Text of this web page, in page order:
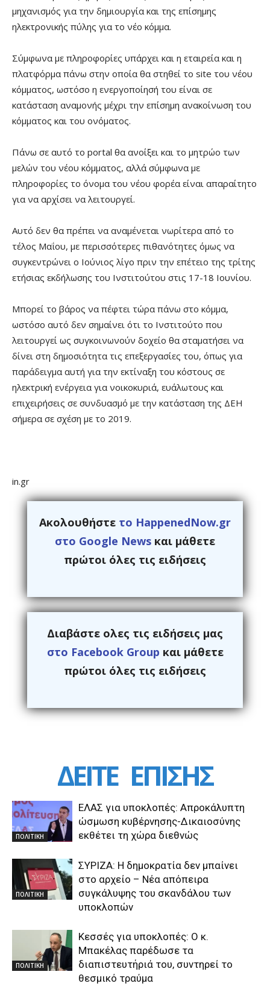
μηχανισμός για την δημιουργία και της επίσημης
ηλεκτρονικής πύλης για το νέο κόμμα.
Σύμφωνα με πληροφορίες υπάρχει και η εταιρεία και η
πλατφόρμα πάνω στην οποία θα στηθεί το site του νέου
κόμματος, ωστόσο η ενεργοποίησή του είναι σε
κατάσταση αναμονής μέχρι την επίσημη ανακοίνωση του
κόμματος και του ονόματος.
Πάνω σε αυτό το portal θα ανοίξει και το μητρώο των
μελών του νέου κόμματος, αλλά σύμφωνα με
πληροφορίες το όνομα του νέου φορέα είναι απαραίτητο
για να αρχίσει να λειτουργεί.
Αυτό δεν θα πρέπει να αναμένεται νωρίτερα από το
τέλος Μαΐου, με περισσότερες πιθανότητες όμως να
συγκεντρώνει ο Ιούνιος λίγο πριν την επέτειο της τρίτης
ετήσιας εκδήλωσης του Ινστιτούτου στις 17-18 Ιουνίου.
Μπορεί το βάρος να πέφτει τώρα πάνω στο κόμμα,
ωστόσο αυτό δεν σημαίνει ότι το Ινστιτούτο που
λειτουργεί ως συγκοινωνούν δοχείο θα σταματήσει να
δίνει στη δημοσιότητα τις επεξεργασίες του, όπως για
παράδειγμα αυτή για την εκτίναξη του κόστους σε
ηλεκτρική ενέργεια για νοικοκυριά, ευάλωτους και
επιχειρήσεις σε συνδυασμό με την κατάσταση της ΔΕΗ
σήμερα σε σχέση με το 2019.
in.gr
Ακολουθήστε το HappenedNow.gr
στο Google News και μάθετε
πρώτοι όλες τις ειδήσεις
Διαβάστε ολες τις ειδήσεις μας
στο Facebook Group και μάθετε
πρώτοι όλες τις ειδήσεις
ΔΕΙΤΕ ΕΠΙΣΗΣ
ΠΟΛΙΤΙΚΗ
ΕΛΑΣ για υποκλοπές: Απροκάλυπτη
ώσμωση κυβέρνησης-Δικαιοσύνης
εκθέτει τη χώρα διεθνώς
ΠΟΛΙΤΙΚΗ
ΣΥΡΙΖΑ: Η δημοκρατία δεν μπαίνει
στο αρχείο – Νέα απόπειρα
συγκάλυψης του σκανδάλου των
υποκλοπών
ΠΟΛΙΤΙΚΗ
Κεσσές για υποκλοπές: Ο κ.
Μπακέλας παρέδωσε τα
διαπιστευτήριά του, συντηρεί το
θεσμικό τραύμα